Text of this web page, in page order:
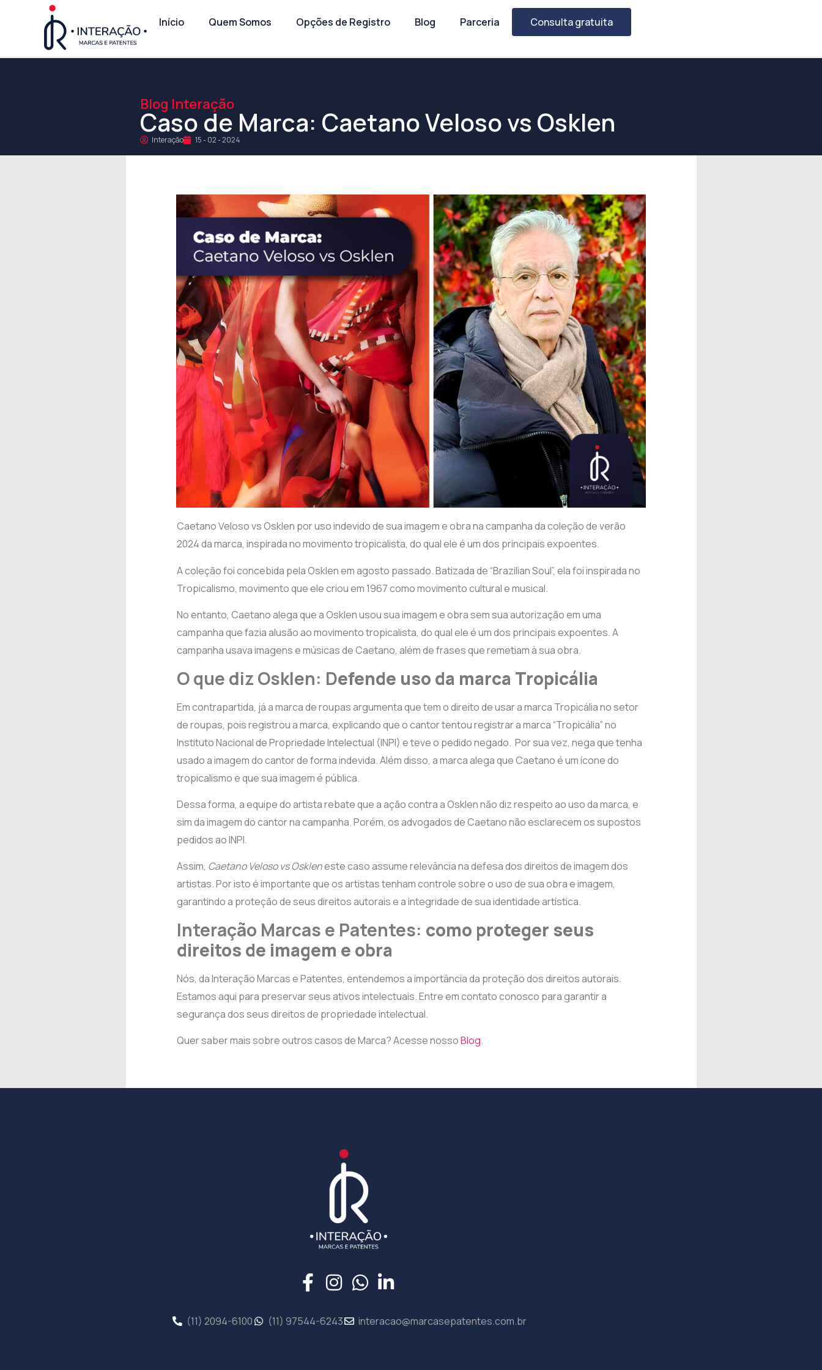
Início Quem Somos Opções de Registro Blog Parceria Consulta gratuita
Blog Interação
Caso de Marca: Caetano Veloso vs Osklen
Interação 15 - 02 - 2024
Caetano Veloso vs Osklen por uso indevido de sua imagem e obra na campanha da coleção de verão
2024 da marca, inspirada no movimento tropicalista, do qual ele é um dos principais expoentes.
A coleção foi concebida pela Osklen em agosto passado. Batizada de “Brazilian Soul”, ela foi inspirada no
Tropicalismo, movimento que ele criou em 1967 como movimento cultural e musical.
No entanto, Caetano alega que a Osklen usou sua imagem e obra sem sua autorização em uma
campanha que fazia alusão ao movimento tropicalista, do qual ele é um dos principais expoentes. A
campanha usava imagens e músicas de Caetano, além de frases que remetiam à sua obra.
O que diz Osklen: Defende uso da marca Tropicália
Em contrapartida, já a marca de roupas argumenta que tem o direito de usar a marca Tropicália no setor
de roupas, pois registrou a marca, explicando que o cantor tentou registrar a marca “Tropicália” no
Instituto Nacional de Propriedade Intelectual (INPI) e teve o pedido negado. Por sua vez, nega que tenha
usado a imagem do cantor de forma indevida. Além disso, a marca alega que Caetano é um ícone do
tropicalismo e que sua imagem é pública.
Dessa forma, a equipe do artista rebate que a ação contra a Osklen não diz respeito ao uso da marca, e
sim da imagem do cantor na campanha. Porém, os advogados de Caetano não esclarecem os supostos
pedidos ao INPI.
Assim, Caetano Veloso vs Oskleneste caso assume relevância na defesa dos direitos de imagem dos
artistas. Por isto é importante que os artistas tenham controle sobre o uso de sua obra e imagem,
garantindo a proteção de seus direitos autorais e a integridade de sua identidade artística.
Interação Marcas e Patentes: como proteger seus
direitos de imagem e obra
Nós, da Interação Marcas e Patentes, entendemos a importância da proteção dos direitos autorais.
Estamos aqui para preservar seus ativos intelectuais. Entre em contato conosco para garantir a
segurança dos seus direitos de propriedade intelectual.
Quer saber mais sobre outros casos de Marca? Acesse nossoBlog.
(11) 2094-6100 (11) 97544-6243 interacao@marcasepatentes.com.br